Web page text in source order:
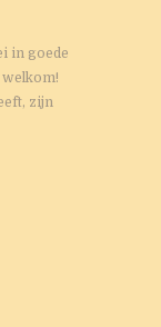
in goede
welkom!
zijn